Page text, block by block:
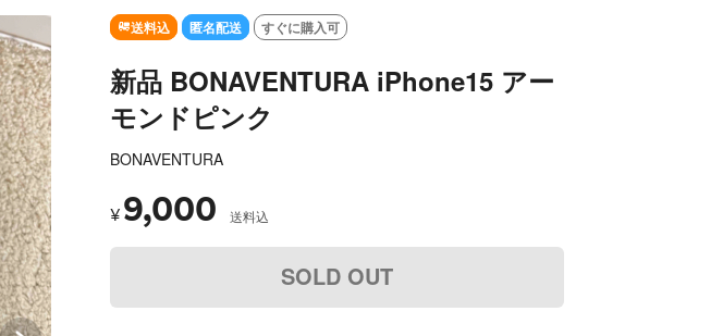
SOLD OUT
送料込 匿名配送 すぐに購入可
新品 BONAVENTURA iPhone15 アー
モンドピンク
BONAVENTURA
¥ 9,000 送料込
SOLD OUT